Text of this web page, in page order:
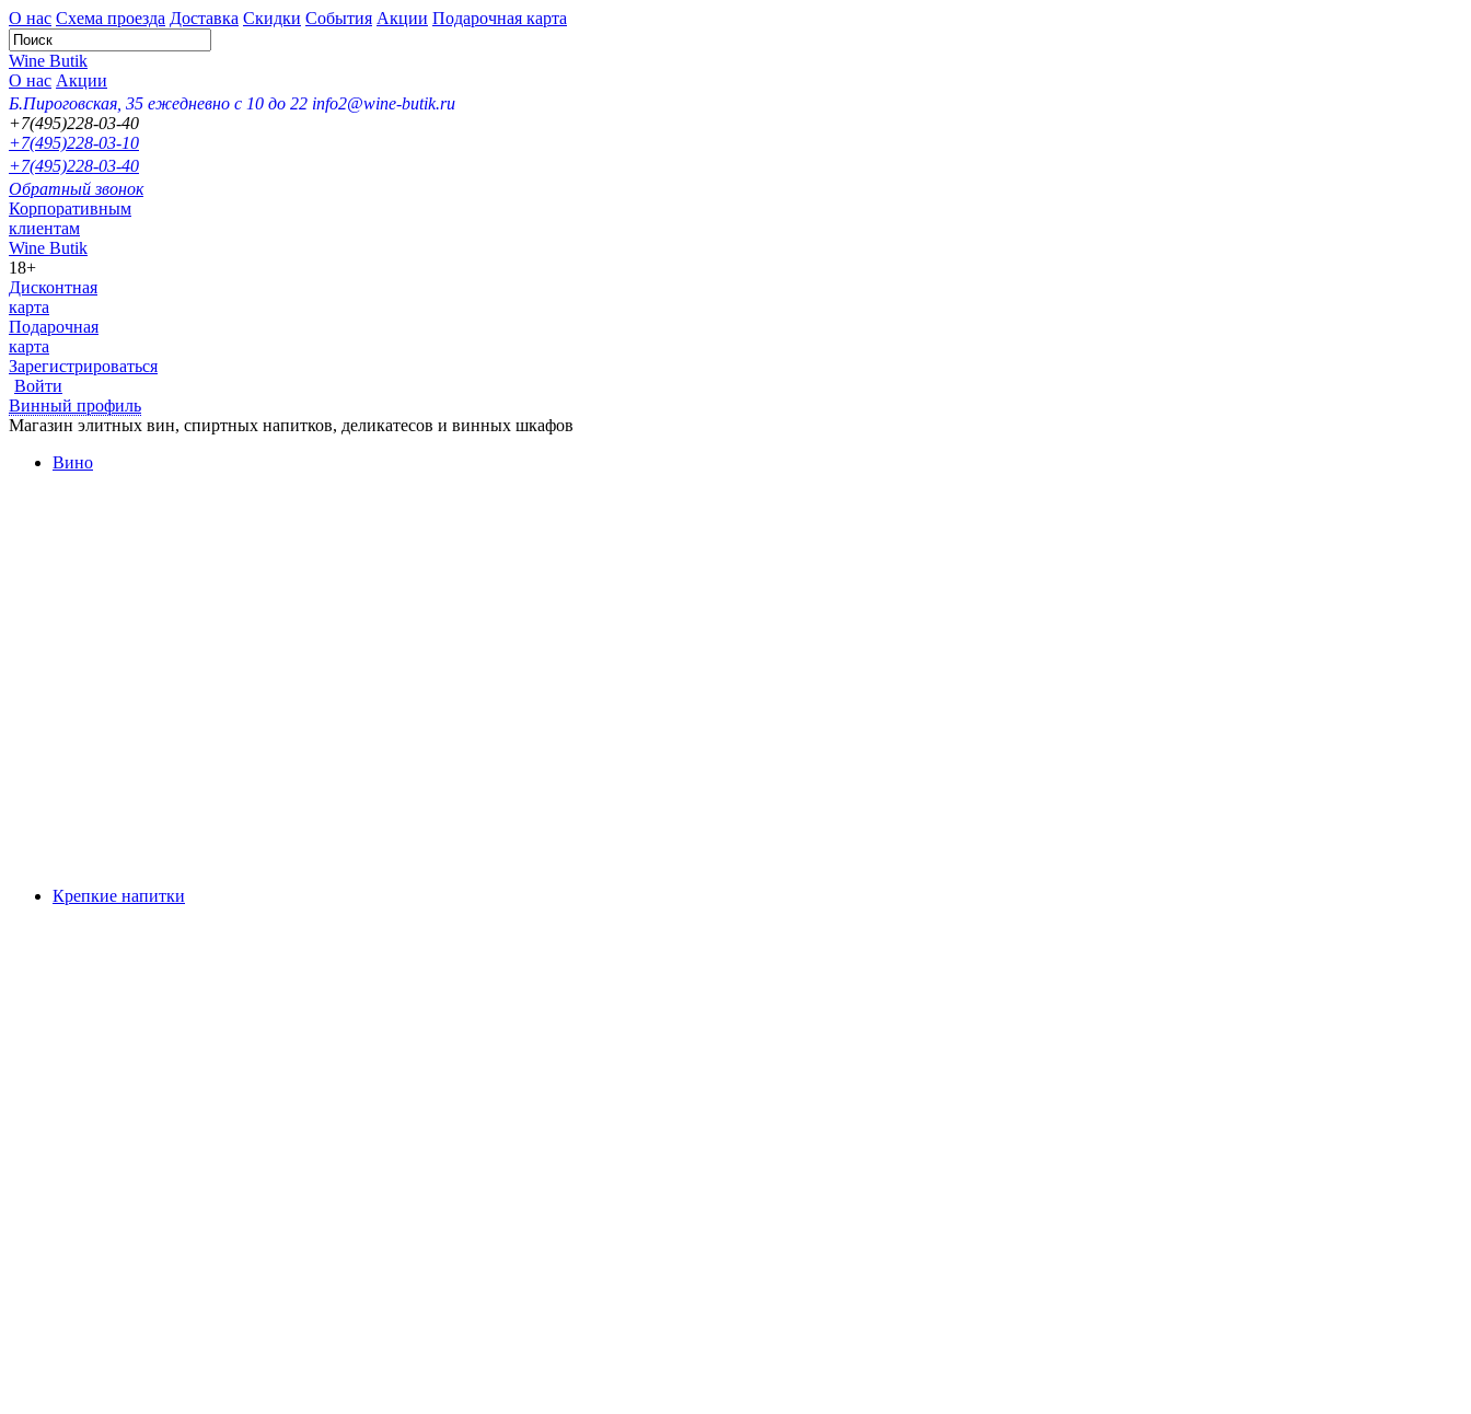
О нас Схема проезда Доставка Скидки События Акции Подарочная карта
Wine Butik
О нас Акции
Б.Пироговская, 35 ежедневно с 10 до 22 info2@wine-butik.ru
+7(495)228-03-40
+7(495)228-03-10
+7(495)228-03-40
Обратный звонок
Корпоративным
клиентам
Wine Butik
18+
Дисконтная
карта
Подарочная
карта
Зарегистрироваться
Войти
Винный профиль
Магазин элитных вин, спиртных напитков, деликатесов и винных шкафов
Вино
Крепкие напитки